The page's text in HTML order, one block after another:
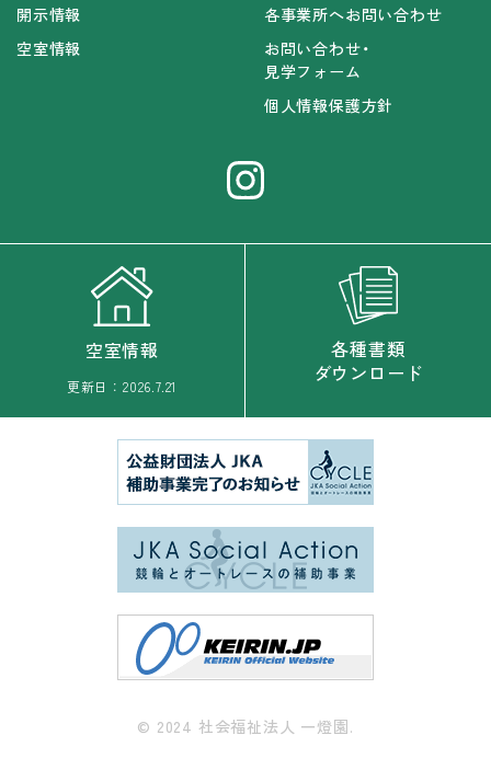
開示情報
空室情報
各事業所へお問い合わせ
お問い合わせ・
見学フォーム
個人情報保護方針
空室情報
更新日： 2026.7.21
各種書類
ダウンロード
© 2024 社会福祉法人 一燈園.